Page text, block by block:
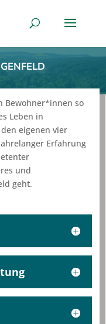
Bewohner*innen so
Leben in
eigenen vier
Erfahrung
und
geht.